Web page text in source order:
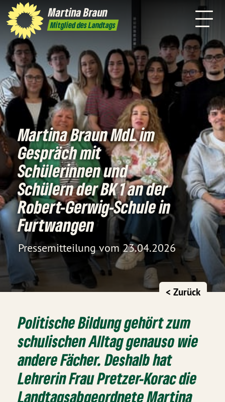
MartinaBraun
Mitglied des Landtags
Pressefoto Kontakt
mich
Martina Braun MdL im
Gespräch mit
Schülerinnen und
Schülern der BK 1 an der
Robert-Gerwig-Schule in
Furtwangen
Pressemitteilung vom 23.04.2026
< Zurück
Politische Bildung gehört zum
schulischen Alltag genauso wie
andere Fächer. Deshalb hat
Lehrerin Frau Pretzer-Korac die
Landtagsabgeordnete Martina